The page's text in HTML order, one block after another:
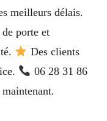
meilleurs délais.
porte et
Des clients
06 28 31 86